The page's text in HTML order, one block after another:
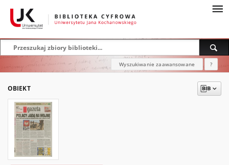
Wyszukiwanie zaawansowane ?
OBIEKT